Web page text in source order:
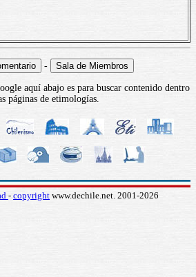
-
aquí abajo es para buscar contenido dentro
páginas de etimologías.
- copyright www.dechile.net. 2001-2026